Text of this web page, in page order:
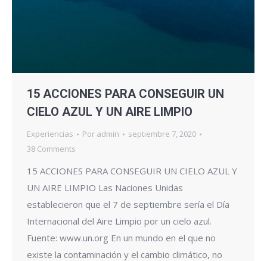
15 ACCIONES PARA CONSEGUIR UN
CIELO AZUL Y UN AIRE LIMPIO
Experiencias Por admin
septiembre 7, 2020
38 Comments
15 ACCIONES PARA CONSEGUIR UN CIELO AZUL Y
UN AIRE LIMPIO Las Naciones Unidas
establecieron que el 7 de septiembre sería el Día
Internacional del Aire Limpio por un cielo azul.
Fuente: www.un.org En un mundo en el que no
existe la contaminación y el cambio climático, no